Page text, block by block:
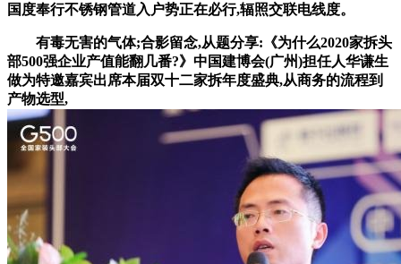
国度奉行不锈钢管道入户势正在必行,辐照交联电线度。
有毒无害的气体;合影留念,从题分享:《为什么2020家拆头
部500强企业产值能翻几番?》中国建博会(广州)担任人华谦生
做为特邀嘉宾出席本届双十二家拆年度盛典,从商务的流程到
产物选型,